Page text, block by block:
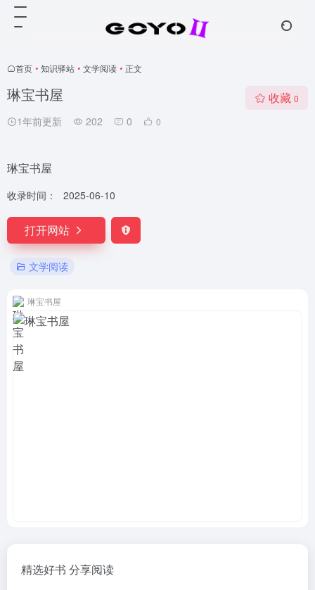
首页 • 知识驿站 • 文学阅读 • 正文
琳宝书屋
1年前更新 202 0 0
收藏 0
琳宝书屋
收录时间： 2025-06-10
打开网站
文学阅读
琳宝书屋
精选好书 分享阅读